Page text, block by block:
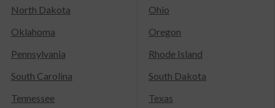
North Dakota
Ohio
Oklahoma
Oregon
Pennsylvania
Rhode Island
South Carolina
South Dakota
Tennessee
Texas